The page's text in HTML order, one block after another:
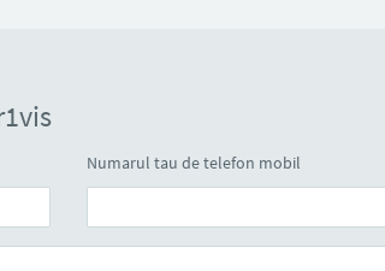
Numarul tau de telefon mobil